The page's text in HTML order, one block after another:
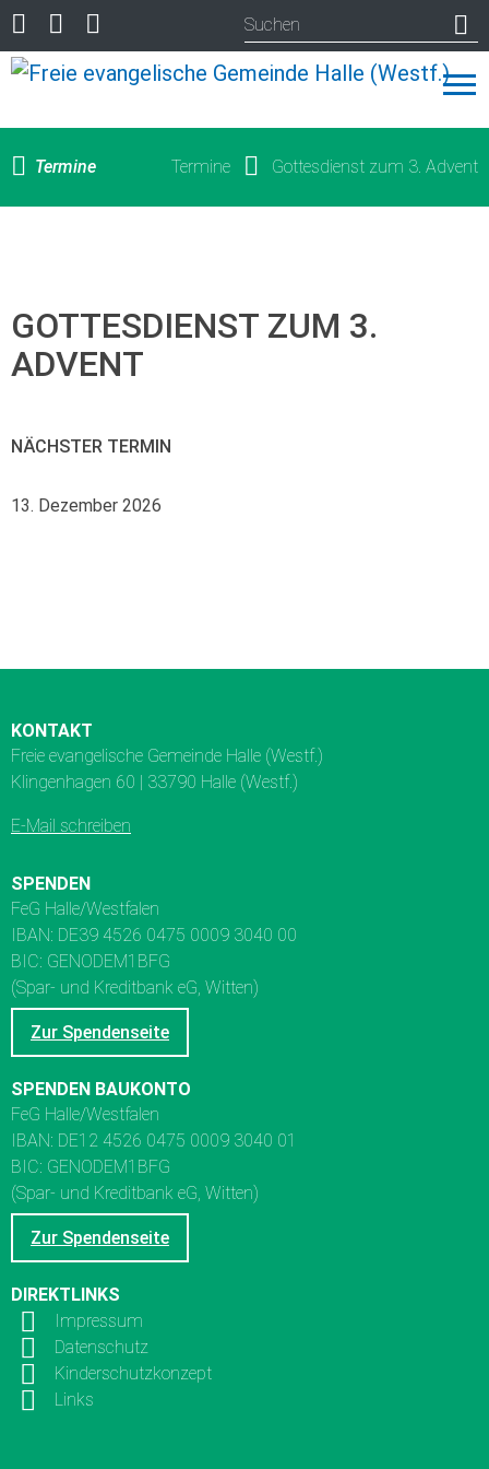
Termine Termine Gottesdienst zum 3. Advent
GOTTESDIENST ZUM 3.
ADVENT
NÄCHSTER TERMIN
13. Dezember 2026
KONTAKT
Freie evangelische Gemeinde Halle (Westf.)
Klingenhagen 60 | 33790 Halle (Westf.)
E-Mail schreiben
SPENDEN
FeG Halle/Westfalen
IBAN: DE39 4526 0475 0009 3040 00
BIC: GENODEM1BFG
(Spar- und Kreditbank eG, Witten)
Zur Spendenseite
SPENDEN BAUKONTO
FeG Halle/Westfalen
IBAN: DE12 4526 0475 0009 3040 01
BIC: GENODEM1BFG
(Spar- und Kreditbank eG, Witten)
Zur Spendenseite
DIREKTLINKS
Impressum
Datenschutz
Kinderschutzkonzept
Links